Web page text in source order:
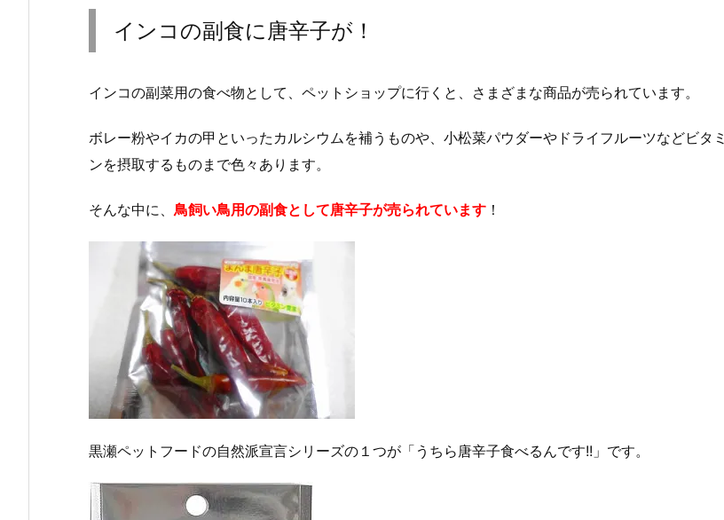
インコの副食に唐辛子が！
インコの副菜用の食べ物として、ペットショップに行くと、さまざまな商品が売られています。
ボレー粉やイカの甲といったカルシウムを補うものや、小松菜パウダーやドライフルーツなどビタミ
ンを摂取するものまで色々あります。
そんな中に、 鳥飼い鳥用の副食として唐辛子が売られています ！
黒瀬ペットフードの自然派宣言シリーズの１つが「うちら唐辛子食べるんです!!」です。